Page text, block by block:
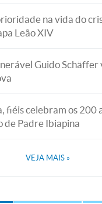
na vida do
Leão XIV
Guido Schäffer
fiéis celebram os 200
de Padre Ibiapina
VEJA MAIS »